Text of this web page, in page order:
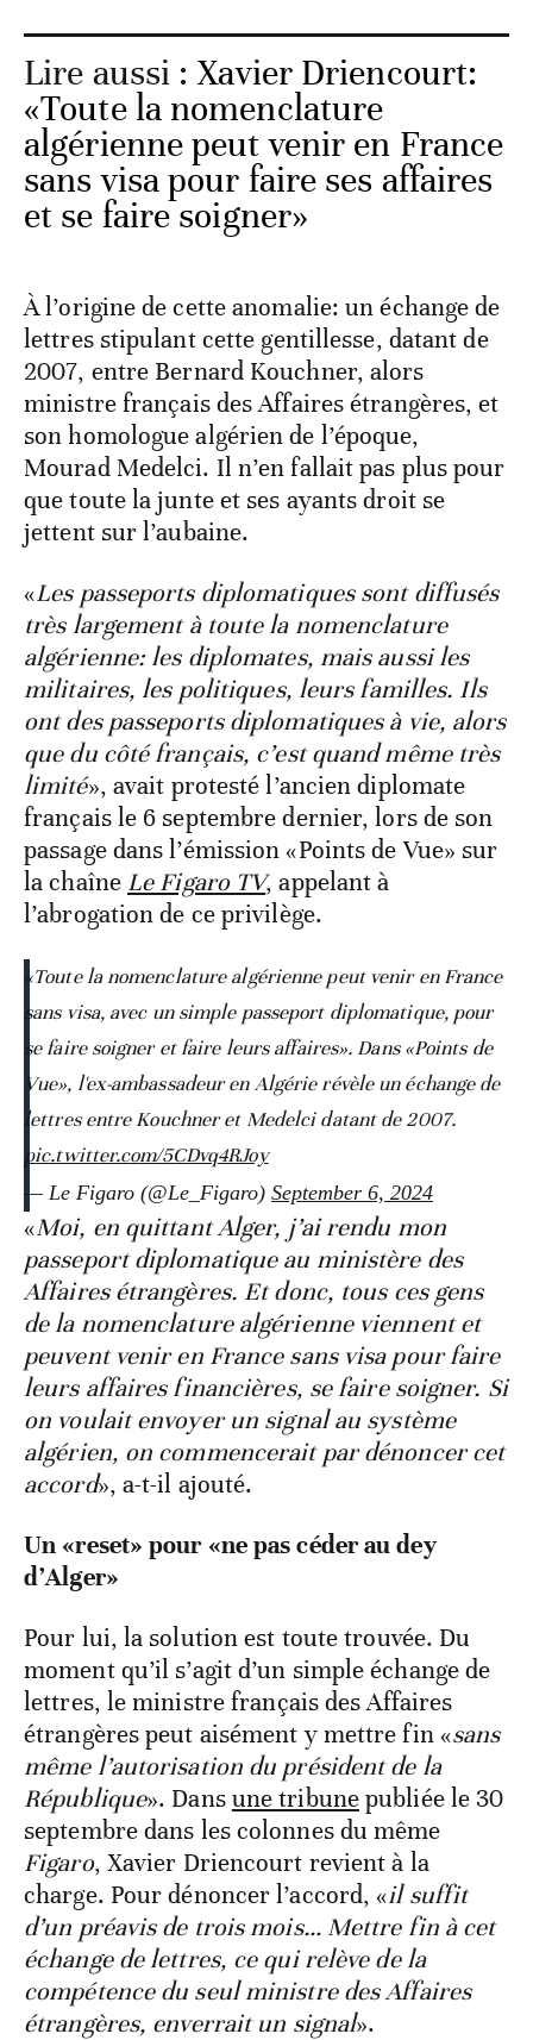
Lire aussi : Xavier Driencourt:
«Toute la nomenclature
algérienne peut venir en France
sans visa pour faire ses affaires
et se faire soigner»
À l’origine de cette anomalie: un échange de
lettres stipulant cette gentillesse, datant de
2007, entre Bernard Kouchner, alors
ministre français des Affaires étrangères, et
son homologue algérien de l’époque,
Mourad Medelci. Il n’en fallait pas plus pour
que toute la junte et ses ayants droit se
jettent sur l’aubaine.
«Les passeports diplomatiques sont diffusés
très largement à toute la nomenclature
algérienne: les diplomates, mais aussi les
militaires, les politiques, leurs familles. Ils
ont des passeports diplomatiques à vie, alors
que du côté français, c’est quand même très
limité», avait protesté l’ancien diplomate
français le 6 septembre dernier, lors de son
passage dans l’émission «Points de Vue» sur
la chaîne Le Figaro TV, appelant à
l’abrogation de ce privilège.
«Toute la nomenclature algérienne peut venir en France
sans visa, avec un simple passeport diplomatique, pour
se faire soigner et faire leurs affaires». Dans «Points de
Vue», l'ex-ambassadeur en Algérie révèle un échange de
lettres entre Kouchner et Medelci datant de 2007.
pic.twitter.com/5CDvq4RJoy
— Le Figaro (@Le_Figaro) September 6, 2024
«Moi, en quittant Alger, j’ai rendu mon
passeport diplomatique au ministère des
Affaires étrangères. Et donc, tous ces gens
de la nomenclature algérienne viennent et
peuvent venir en France sans visa pour faire
leurs affaires financières, se faire soigner. Si
on voulait envoyer un signal au système
algérien, on commencerait par dénoncer cet
accord», a-t-il ajouté.
Un «reset» pour «ne pas céder au dey
d’Alger»
Pour lui, la solution est toute trouvée. Du
moment qu’il s’agit d’un simple échange de
lettres, le ministre français des Affaires
étrangères peut aisément y mettre fin «sans
même l’autorisation du président de la
République». Dansune tribunepubliée le 30
septembre dans les colonnes du même
Figaro, Xavier Driencourt revient à la
charge. Pour dénoncer l’accord, «il suffit
d’un préavis de trois mois… Mettre fin à cet
échange de lettres, ce qui relève de la
compétence du seul ministre des Affaires
étrangères, enverrait un signal».